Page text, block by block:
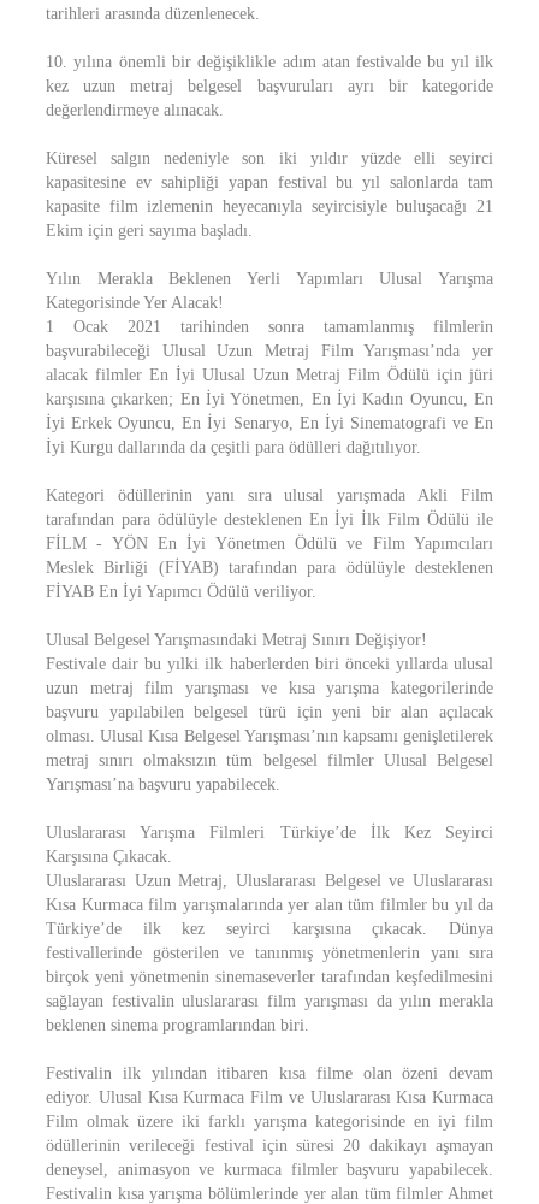
tarihleri arasında düzenlenecek.
10. yılına önemli bir değişiklikle adım atan festivalde bu yıl ilk
kez uzun metraj belgesel başvuruları ayrı bir kategoride
değerlendirmeye alınacak.
Küresel salgın nedeniyle son iki yıldır yüzde elli seyirci
kapasitesine ev sahipliği yapan festival bu yıl salonlarda tam
kapasite film izlemenin heyecanıyla seyircisiyle buluşacağı 21
Ekim için geri sayıma başladı.
Yılın Merakla Beklenen Yerli Yapımları Ulusal Yarışma
Kategorisinde Yer Alacak!
1 Ocak 2021 tarihinden sonra tamamlanmış filmlerin
başvurabileceği Ulusal Uzun Metraj Film Yarışması’nda yer
alacak filmler En İyi Ulusal Uzun Metraj Film Ödülü için jüri
karşısına çıkarken; En İyi Yönetmen, En İyi Kadın Oyuncu, En
İyi Erkek Oyuncu, En İyi Senaryo, En İyi Sinematografi ve En
İyi Kurgu dallarında da çeşitli para ödülleri dağıtılıyor.
Kategori ödüllerinin yanı sıra ulusal yarışmada Akli Film
tarafından para ödülüyle desteklenen En İyi İlk Film Ödülü ile
FİLM - YÖN En İyi Yönetmen Ödülü ve Film Yapımcıları
Meslek Birliği (FİYAB) tarafından para ödülüyle desteklenen
FİYAB En İyi Yapımcı Ödülü veriliyor.
Ulusal Belgesel Yarışmasındaki Metraj Sınırı Değişiyor!
Festivale dair bu yılki ilk haberlerden biri önceki yıllarda ulusal
uzun metraj film yarışması ve kısa yarışma kategorilerinde
başvuru yapılabilen belgesel türü için yeni bir alan açılacak
olması. Ulusal Kısa Belgesel Yarışması’nın kapsamı genişletilerek
metraj sınırı olmaksızın tüm belgesel filmler Ulusal Belgesel
Yarışması’na başvuru yapabilecek.
Uluslararası Yarışma Filmleri Türkiye’de İlk Kez Seyirci
Karşısına Çıkacak.
Uluslararası Uzun Metraj, Uluslararası Belgesel ve Uluslararası
Kısa Kurmaca film yarışmalarında yer alan tüm filmler bu yıl da
Türkiye’de ilk kez seyirci karşısına çıkacak. Dünya
festivallerinde gösterilen ve tanınmış yönetmenlerin yanı sıra
birçok yeni yönetmenin sinemaseverler tarafından keşfedilmesini
sağlayan festivalin uluslararası film yarışması da yılın merakla
beklenen sinema programlarından biri.
Festivalin ilk yılından itibaren kısa filme olan özeni devam
ediyor. Ulusal Kısa Kurmaca Film ve Uluslararası Kısa Kurmaca
Film olmak üzere iki farklı yarışma kategorisinde en iyi film
ödüllerinin verileceği festival için süresi 20 dakikayı aşmayan
deneysel, animasyon ve kurmaca filmler başvuru yapabilecek.
Festivalin kısa yarışma bölümlerinde yer alan tüm filmler Ahmet